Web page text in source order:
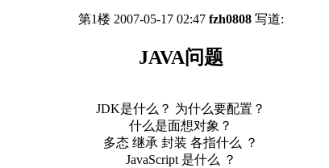
第1楼 2007-05-17 02:47 fzh0808 写道:
JAVA问题
JDK是什么？ 为什么要配置？
什么是面想对象？
多态 继承 封装 各指什么 ？
JavaScript 是什么 ？